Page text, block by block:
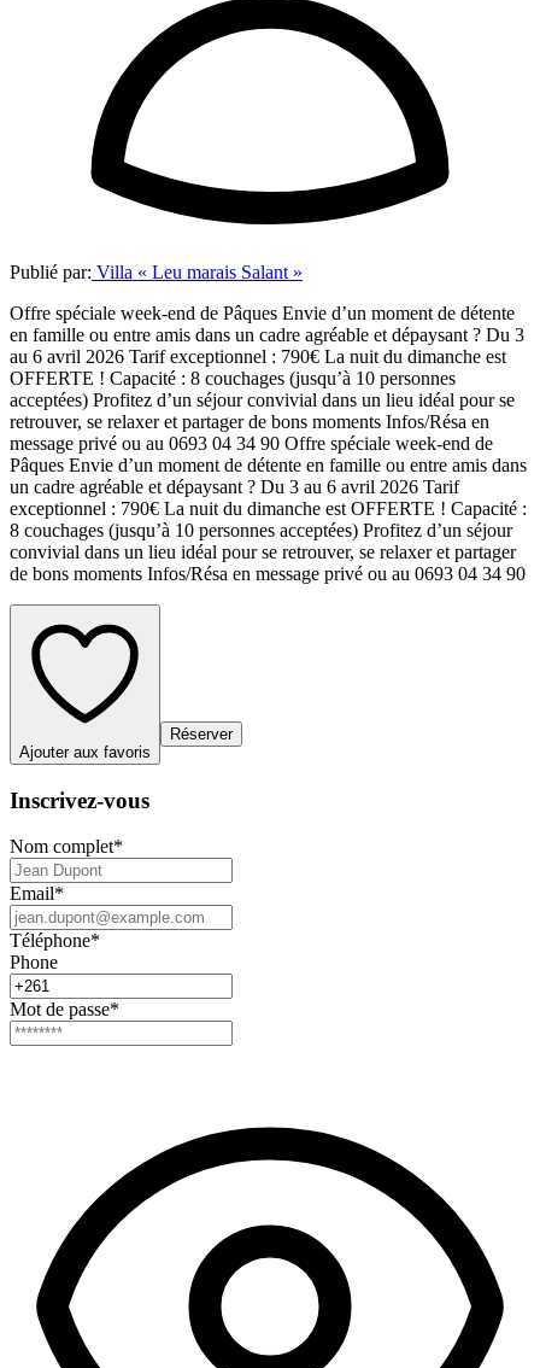
Publié par: Villa « Leu marais Salant »
Offre spéciale week-end de Pâques Envie d’un moment de détente
en famille ou entre amis dans un cadre agréable et dépaysant ? Du 3
au 6 avril 2026 Tarif exceptionnel : 790€ La nuit du dimanche est
OFFERTE ! Capacité : 8 couchages (jusqu’à 10 personnes
acceptées) Profitez d’un séjour convivial dans un lieu idéal pour se
retrouver, se relaxer et partager de bons moments Infos/Résa en
message privé ou au 0693 04 34 90 Offre spéciale week-end de
Pâques Envie d’un moment de détente en famille ou entre amis dans
un cadre agréable et dépaysant ? Du 3 au 6 avril 2026 Tarif
exceptionnel : 790€ La nuit du dimanche est OFFERTE ! Capacité :
8 couchages (jusqu’à 10 personnes acceptées) Profitez d’un séjour
convivial dans un lieu idéal pour se retrouver, se relaxer et partager
de bons moments Infos/Résa en message privé ou au 0693 04 34 90
Ajouter aux favoris
Réserver
Inscrivez-vous
Nom complet*
Email*
Téléphone*
Phone
Mot de passe*